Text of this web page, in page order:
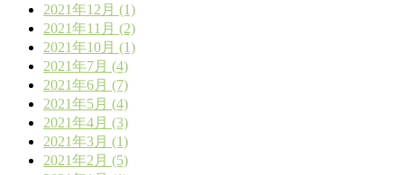
2021年12月 (1)
2021年11月 (2)
2021年10月 (1)
2021年7月 (4)
2021年6月 (7)
2021年5月 (4)
2021年4月 (3)
2021年3月 (1)
2021年2月 (5)